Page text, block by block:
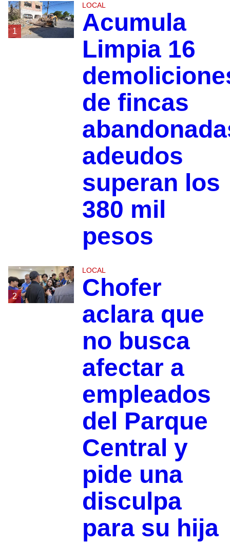
1
LOCAL
Acumula
Limpia 16
de fincas
adeudos
superan los
380 mil
pesos
2
LOCAL
Chofer
aclara que
no busca
afectar a
empleados
del Parque
Central y
pide una
disculpa
para su hija